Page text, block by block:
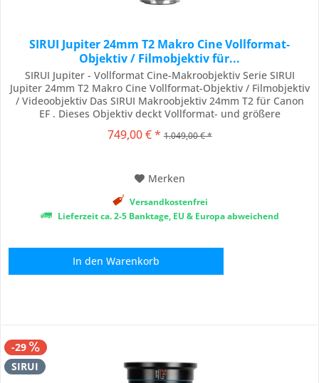
SIRUI Jupiter 24mm T2 Makro Cine Vollformat-
Objektiv / Filmobjektiv für...
SIRUI Jupiter - Vollformat Cine-Makroobjektiv Serie SIRUI
Jupiter 24mm T2 Makro Cine Vollformat-Objektiv / Filmobjektiv
/ Videoobjektiv Das SIRUI Makroobjektiv 24mm T2 für Canon
EF . Dieses Objektiv deckt Vollformat- und größere
Aberration ab und kann auf verschiedenen professionellen
749,00 € * 1.049,00 € *
Merken
Versandkostenfrei
Lieferzeit ca. 2-5 Banktage, EU & Europa abweichend
In den Warenkorb
-29
SIRUI